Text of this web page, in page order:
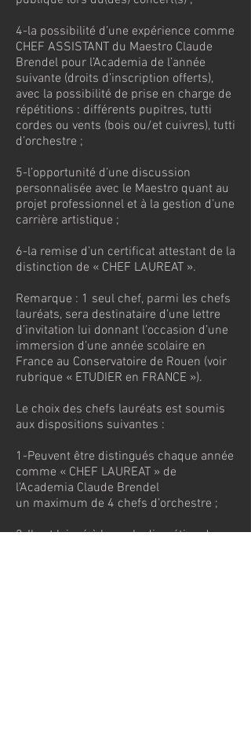
4-la possibilité d’une expérience comme
CHEF ASSISTANT du Maestro Claude
Brendel pour l’Academia de l’année
suivante (droits d’inscription offerts),
avec la possibilité de prise en charge de
répétitions : différents pupitres, tutti
cordes ou vents (bois ou/et cuivres), tutti
d’orchestre ;
5-l’opportunité d’une discussion
personnalisée avec le Maestro quant au
projet professionnel et à la gestion d’une
carrière artistique ;
6-la remise d’un certificat attestant de la
distinction de « CHEF LAUREAT ».
Remarque : 1 seul chef, parmi les chefs
lauréats, sera destinataire d’une lettre
d’invitation lui donnant l’occasion d’une
immersion d’une année scolaire en
France au Conservatoire de Rouen (voir
rubrique « ETUDIER en FRANCE »).
Le choix des chefs lauréats est soumis
aux dispositions suivantes :
1-Peuvent être distingués chaque année
comme « CHEF LAUREAT » de
l’Academia Claude Brendel
un maximum de 4 chefs d’orchestre ;
2-Il est laissé à la seule discrétion du